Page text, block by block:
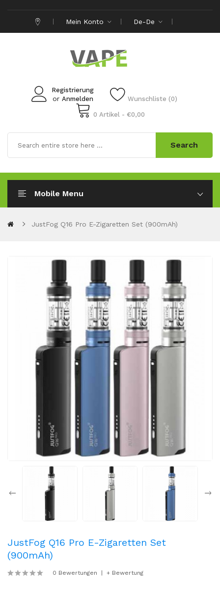
Mein Konto De-De
Registrierung
or Anmelden Wunschliste (0)
0 Artikel - €0,00
Search
Mobile Menu
JustFog Q16 Pro E-Zigaretten Set (900mAh)
JustFog Q16 Pro E-Zigaretten Set
(900mAh)
0 Bewertungen + Bewertung